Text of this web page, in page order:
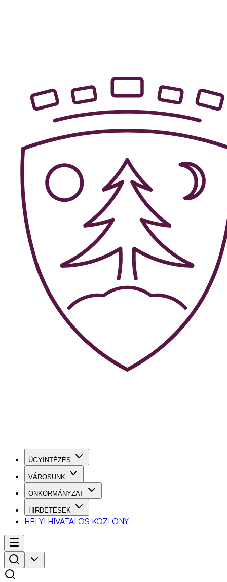
ÜGYINTÉZÉS
VÁROSUNK
ÖNKORMÁNYZAT
HIRDETÉSEK
HELYI HIVATALOS KÖZLÖNY